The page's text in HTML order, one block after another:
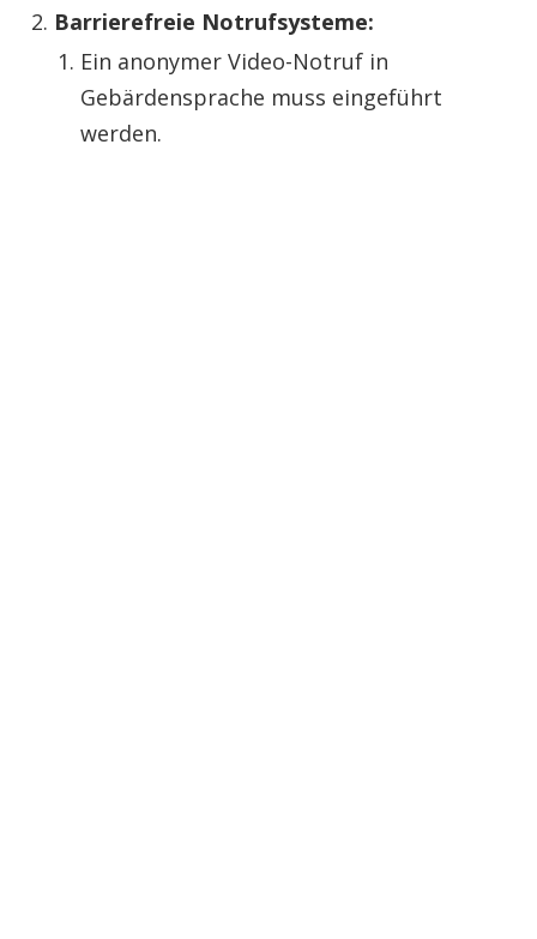
Barrierefreie Notrufsysteme:
Ein anonymer Video-Notruf in
Gebärdensprache muss eingeführt
werden.